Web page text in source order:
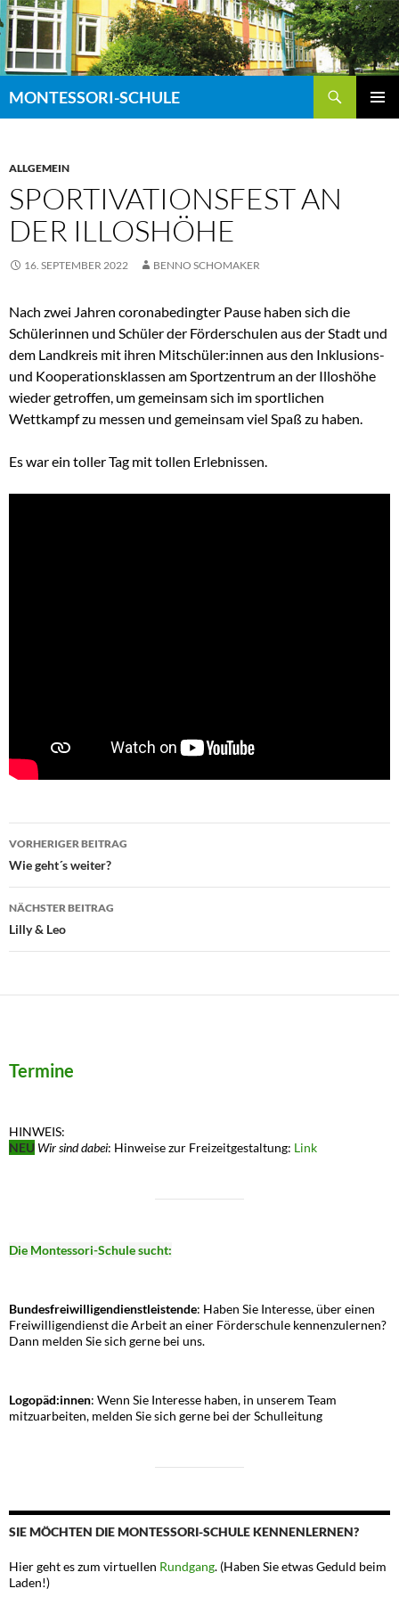
Zum
Inhalt
springen
MONTESSORI-SCHULE
ALLGEMEIN
SPORTIVATIONSFEST AN
DER ILLOSHÖHE
16. SEPTEMBER 2022 BENNO SCHOMAKER
Nach zwei Jahren coronabedingter Pause haben sich die
Schülerinnen und Schüler der Förderschulen aus der Stadt und
dem Landkreis mit ihren Mitschüler:innen aus den Inklusions-
und Kooperationsklassen am Sportzentrum an der Illoshöhe
wieder getroffen, um gemeinsam sich im sportlichen
Wettkampf zu messen und gemeinsam viel Spaß zu haben.
Es war ein toller Tag mit tollen Erlebnissen.
Beitragsnavigation
VORHERIGER BEITRAG
Wie geht´s weiter?
NÄCHSTER BEITRAG
Lilly & Leo
Termine
HINWEIS:
NEU Wir sind dabei: Hinweise zur Freizeitgestaltung: Link
Die Montessori-Schule sucht:
Bundesfreiwilligendienstleistende: Haben Sie Interesse, über einen
Freiwilligendienst die Arbeit an einer Förderschule kennenzulernen?
Dann melden Sie sich gerne bei uns.
Logopäd:innen: Wenn Sie Interesse haben, in unserem Team
mitzuarbeiten, melden Sie sich gerne bei der Schulleitung
SIE MÖCHTEN DIE MONTESSORI-SCHULE KENNENLERNEN?
Hier geht es zum virtuellen Rundgang. (Haben Sie etwas Geduld beim
Laden!)